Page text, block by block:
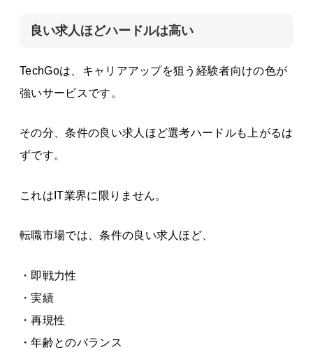
良い求人ほどハードルは高い
TechGoは、キャリアアップを狙う経験者向けの色が
強いサービスです。
その分、条件の良い求人ほど選考ハードルも上がるは
ずです。
これはIT業界に限りません。
転職市場では、条件の良い求人ほど、
・即戦力性
・実績
・再現性
・年齢とのバランス